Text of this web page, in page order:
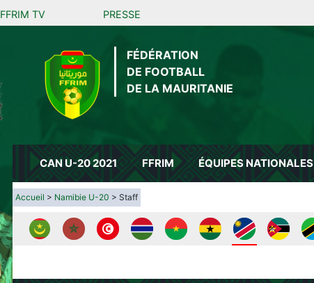
FFRIM TV PRESSE
FÉDÉRATION
DE FOOTBALL
DE LA MAURITANIE
CAN U-20 2021 FFRIM ÉQUIPES NATIONALES
Accueil > Namibie U-20 > Staff